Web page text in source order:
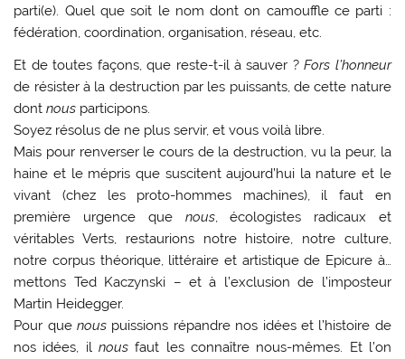
parti(e). Quel que soit le nom dont on camouffle ce parti :
fédération, coordination, organisation, réseau, etc.
Et de toutes façons, que reste-t-il à sauver ?Fors l’honneur
de résister à la destruction par les puissants, de cette nature
dontnous participons.
Soyez résolus de ne plus servir, et vous voilà libre.
Mais pour renverser le cours de la destruction, vu la peur, la
haine et le mépris que suscitent aujourd’hui la nature et le
vivant (chez les proto-hommes machines), il faut en
première urgence que nous, écologistes radicaux et
véritables Verts, restaurions notre histoire, notre culture,
notre corpus théorique, littéraire et artistique de Epicure à…
mettons Ted Kaczynski – et à l’exclusion de l’imposteur
Martin Heidegger.
Pour que nous puissions répandre nos idées et l’histoire de
nos idées, ilnous faut les connaître nous-mêmes. Et l’on